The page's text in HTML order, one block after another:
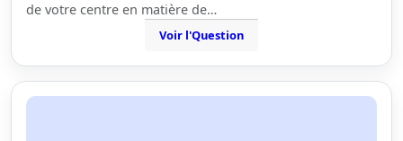
de votre centre en matière de…
Voir l'Question